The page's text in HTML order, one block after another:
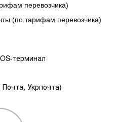
перевозчика)
(по тарифам перевозчика)
терминал
Укрпочта)